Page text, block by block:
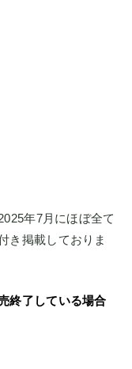
年7月にほぼ全て
き掲載しておりま
終了している場合